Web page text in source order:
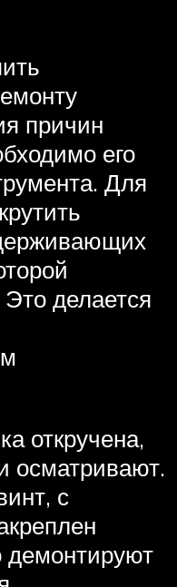
причин
его
Для
делается
откручена,
осматривают.
с
демонтируют